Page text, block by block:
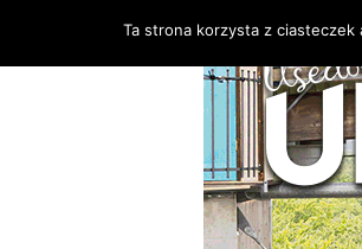
Ta strona korzysta z ciasteczek